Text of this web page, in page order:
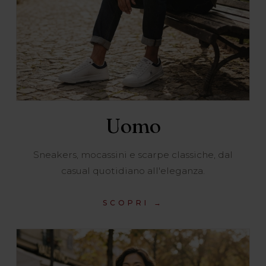
Uomo
Sneakers, mocassini e scarpe classiche, dal
casual quotidiano all'eleganza.
SCOPRI →